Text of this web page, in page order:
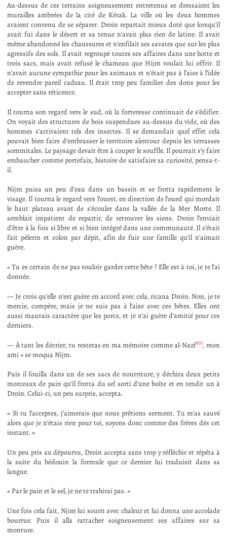
Au-dessus de ces terrains soigneusement entretenus se dressaient les
murailles ambrées de la cité de Kérak. La ville où les deux hommes
avaient convenu de se séparer. Droin repartait mieux doté que lorsqu’il
avait fui dans le désert et sa tenue n’avait plus rien de latine. Il avait
même abandonné les chaussures et n’enfilait ses savates que sur les plus
agressifs des sols. Il avait regroupé toutes ses affaires dans une hotte et
trois sacs, mais avait refusé le chameau que Hijm voulait lui offrir. Il
n’avait aucune sympathie pour les animaux et n’était pas à l’aise à l’idée
de revendre pareil cadeau. Il était trop peu familier des dons pour les
accepter sans réticence.
Il tourna son regard vers le sud, où la forteresse continuait de s’édifier.
On voyait des structures de bois suspendues au-dessus du vide, où des
hommes s’activaient tels des insectes. Il se demandait quel effet cela
pouvait bien faire d’embrasser le territoire alentour depuis les terrasses
sommitales. Le paysage devait être à couper le souffle. Il pourrait s’y faire
embaucher comme portefaix, histoire de satisfaire sa curiosité, pensa-t-
il.
Nijm puisa un peu d’eau dans un bassin et se frotta rapidement le
visage. Il tourna le regard vers l’ouest, en direction de l’oued qui mordait
le haut plateau avant de s’écouler dans la vallée de la Mer Morte. Il
semblait impatient de repartir, de retrouver les siens. Droin l’enviait
d’être à la fois si libre et si bien intégré dans une communauté. Il s’était
fait pèlerin et colon par dépit, afin de fuir une famille qu’il n’aimait
guère.
« Tu es certain de ne pas vouloir garder cette bête ? Elle est à toi, je te l’ai
donnée.
— Je crois qu’elle n’est guère en accord avec cela, ricana Droin. Non, je te
mercie, compère, mais je ne suis pas à l’aise avec ces bêtes. Elles ont
aussi mauvais caractère que les porcs, et je n’ai guère d’amitié pour ces
derniers.
— À tant les décrier, tu resteras en ma mémoire comme al-Nazf10), mon
ami » se moqua Nijm.
Puis il fouilla dans un de ses sacs de nourriture, y déchira deux petits
morceaux de pain qu’il frotta du sel sorti d’une boîte et en tendit un à
Droin. Celui-ci, un peu surpris, accepta.
« Si tu l’acceptes, j’aimerais que nous prêtions serment. Tu m’as sauvé
alors que je n’étais rien pour toi, soyons donc comme des frères dès cet
instant. »
Un peu pris au dépourvu, Droin accepta sans trop y réfléchir et répéta à
la suite du bédouin la formule que ce dernier lui traduisit dans sa
langue.
« Par le pain et le sel, je ne te trahirai pas. »
Une fois cela fait, Njim lui sourit avec chaleur et lui donna une accolade
bourrue. Puis il alla rattacher soigneusement ses affaires sur sa
monture.